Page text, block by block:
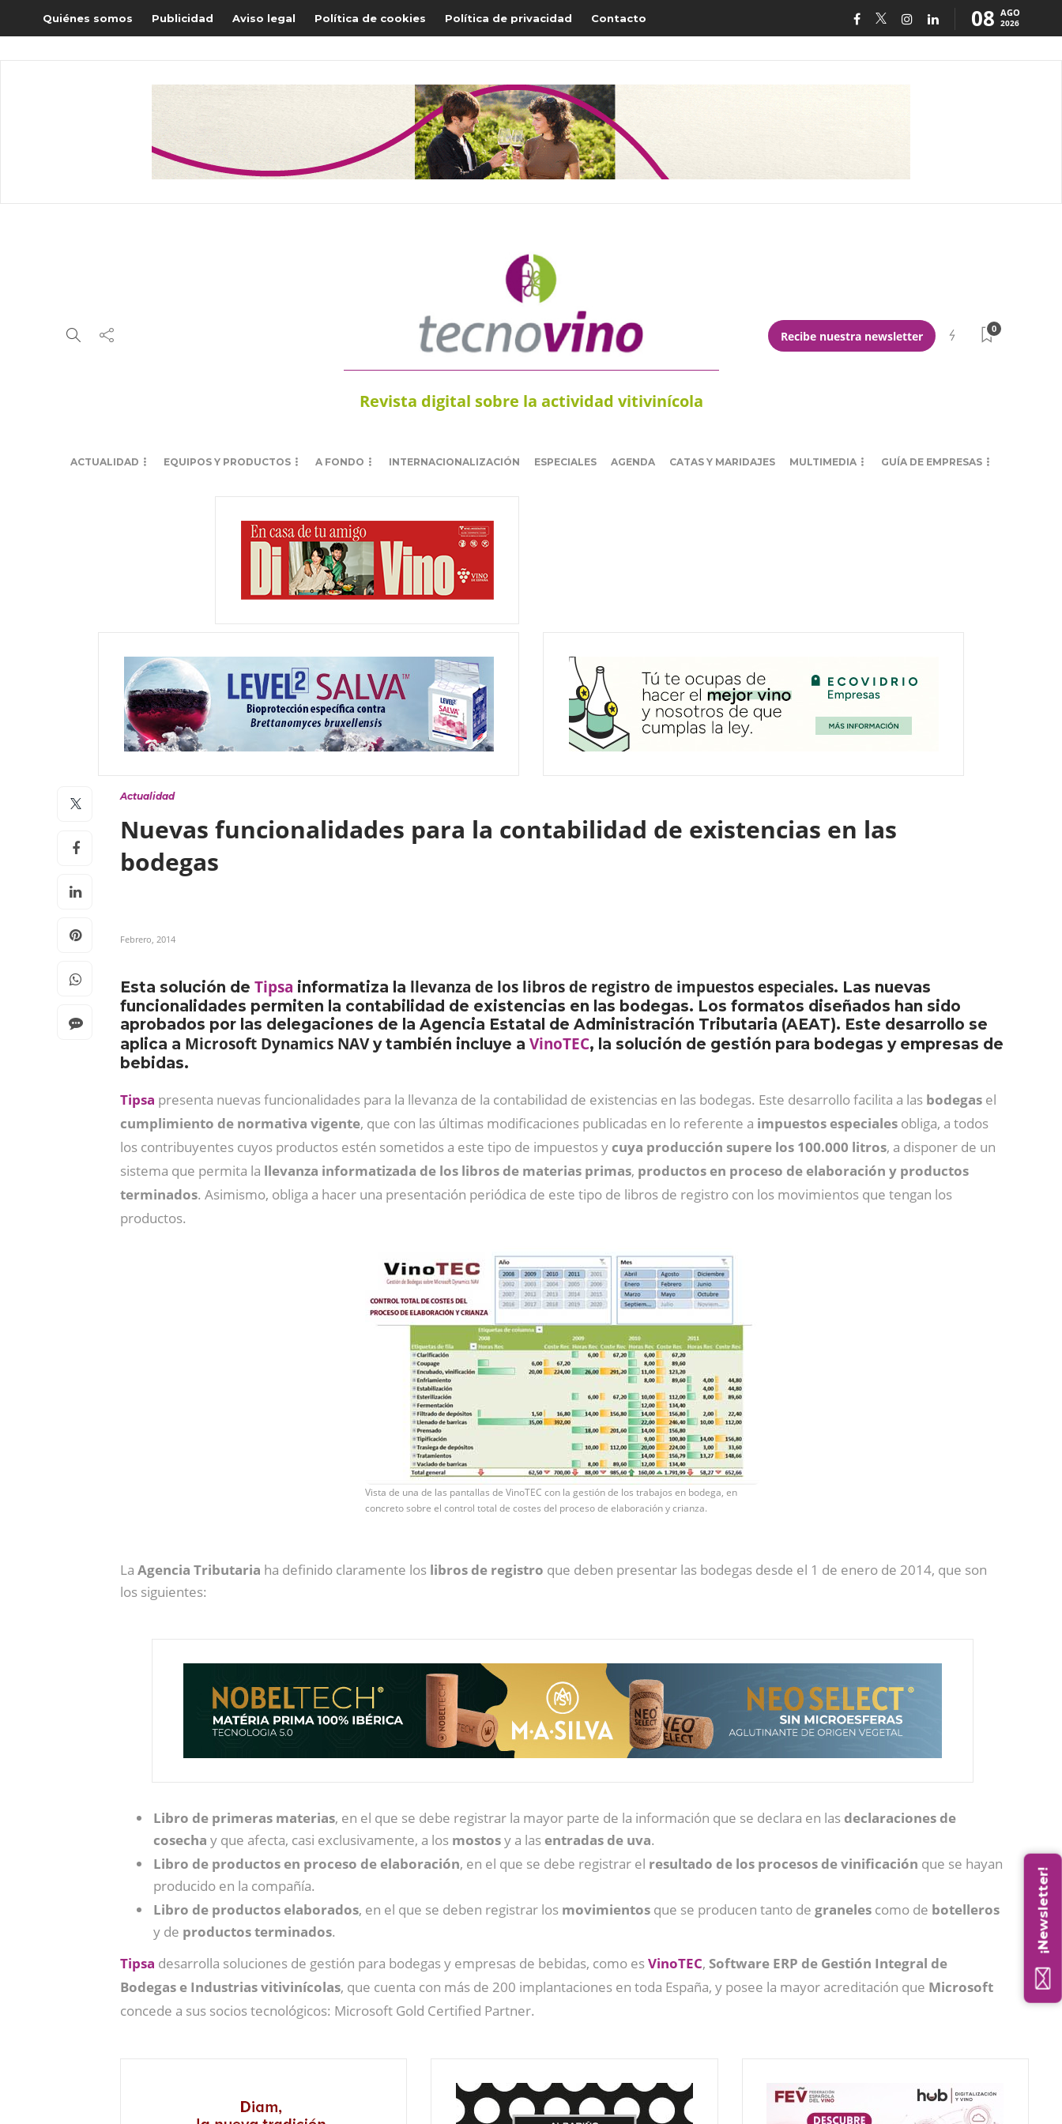
Quiénes somos Publicidad Aviso legal Política de cookies Política de privacidad Contacto 08 AGO
2026
Revista digital sobre la actividad vitivinícola
Recibe nuestra newsletter
0
ACTUALIDAD EQUIPOS Y PRODUCTOS A FONDO INTERNACIONALIZACIÓN ESPECIALES AGENDA CATAS Y MARIDAJES MULTIMEDIA GUÍA DE EMPRESAS
Actualidad
Nuevas funcionalidades para la contabilidad de existencias en las
bodegas
Febrero, 2014
Esta solución de Tipsa informatiza la llevanza de los libros de registro de impuestos especiales. Las nuevas
funcionalidades permiten la contabilidad de existencias en las bodegas. Los formatos diseñados han sido
aprobados por las delegaciones de la Agencia Estatal de Administración Tributaria (AEAT). Este desarrollo se
aplica a Microsoft Dynamics NAVy también incluye a VinoTEC, la solución de gestión para bodegas y empresas de
bebidas.
Tipsa presenta nuevas funcionalidades para la llevanza de la contabilidad de existencias en las bodegas. Este desarrollo facilita a las bodegas el
cumplimiento de normativa vigente, que con las últimas modificaciones publicadas en lo referente a impuestos especiales obliga, a todos
los contribuyentes cuyos productos estén sometidos a este tipo de impuestos ycuya producción supere los 100.000 litros, a disponer de un
sistema que permita la llevanza informatizada de los libros de materias primas, productos en proceso de elaboración y productos
terminados. Asimismo, obliga a hacer una presentación periódica de este tipo de libros de registro con los movimientos que tengan los
productos.
Vista de una de las pantallas de VinoTEC con la gestión de los trabajos en bodega, en
concreto sobre el control total de costes del proceso de elaboración y crianza.
La Agencia Tributaria ha definido claramente los libros de registro que deben presentar las bodegas desde el 1 de enero de 2014, que son
los siguientes:
Libro de primeras materias, en el que se debe registrar la mayor parte de la información que se declara en las declaraciones de
cosecha y que afecta, casi exclusivamente, a los mostosy a lasentradas de uva.
Libro de productos en proceso de elaboración, en el que se debe registrar el resultado de los procesos de vinificación que se hayan
producido en la compañía.
Libro de productos elaborados, en el que se deben registrar los movimientos que se producen tanto de graneles como de botelleros
y de productos terminados.
Tipsa desarrolla soluciones de gestión para bodegas y empresas de bebidas, como esVinoTEC, Software ERP de Gestión Integral de
Bodegas e Industrias vitivinícolas, que cuenta con más de 200 implantaciones en toda España, y posee la mayor acreditación que Microsoft
concede a sus socios tecnológicos: Microsoft Gold Certified Partner.
¡Newsletter!